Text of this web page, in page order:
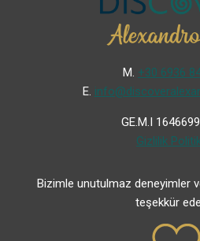
Μ. +30 6936
Ε.
GE.M.I
Gizlilik
Bizimle unutulmaz deneyimler
teşekkür